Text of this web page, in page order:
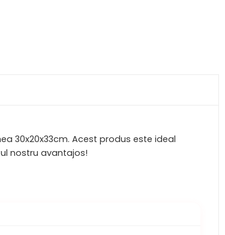
30x20x33cm. Acest produs este ideal
nostru avantajos!